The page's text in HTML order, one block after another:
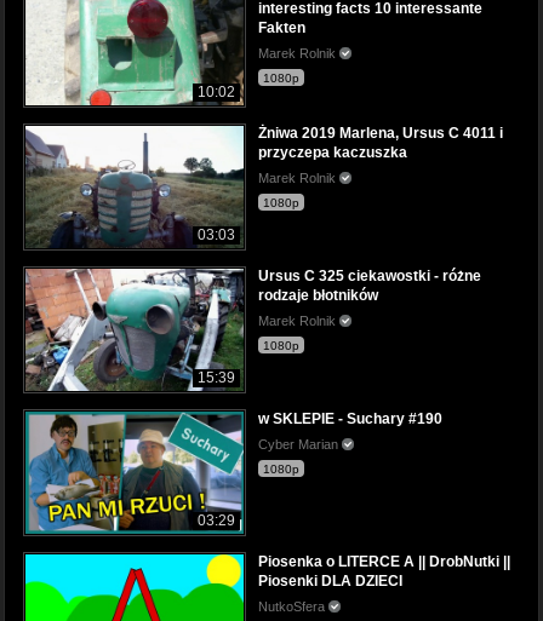
10:02
interesting facts 10 interessante
Fakten
Marek Rolnik
1080p
03:03
Żniwa 2019 Marlena, Ursus C 4011 i
przyczepa kaczuszka
Marek Rolnik
1080p
15:39
Ursus C 325 ciekawostki - różne
rodzaje błotników
Marek Rolnik
1080p
03:29
w SKLEPIE - Suchary #190
Cyber Marian
1080p
Piosenka o LITERCE A || DrobNutki ||
Piosenki DLA DZIECI
NutkoSfera